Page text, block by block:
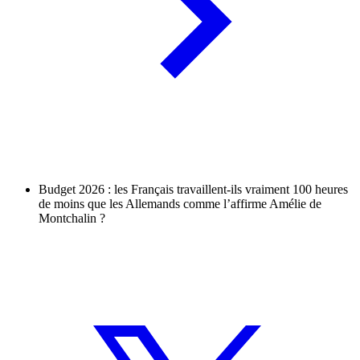
Budget 2026 : les Français travaillent-ils vraiment 100 heures
de moins que les Allemands comme l’affirme Amélie de
Montchalin ?